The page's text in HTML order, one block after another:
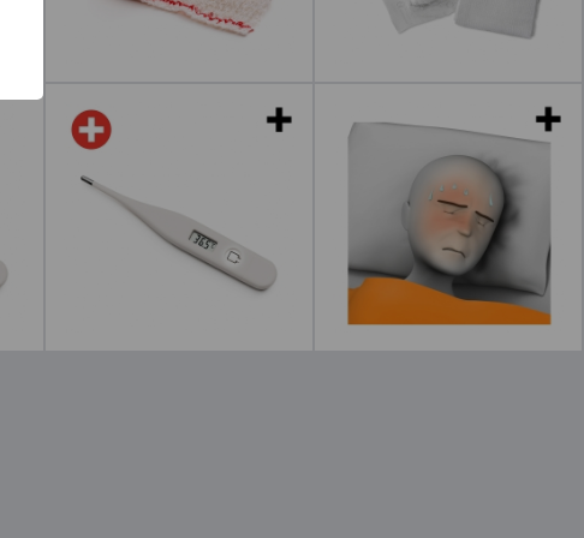
acerca de "Algodones" acerca de "Algodón"
Leer más acerca de
Leer más
acerca de "Tensiómetro"acerca de "Gasas" Leer más
Termómetros
digitales
Enfermos